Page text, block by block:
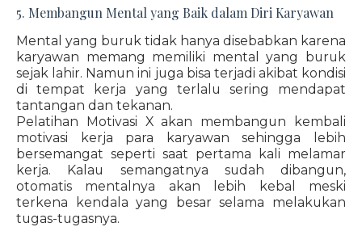
5. Membangun Mental yang Baik dalam Diri Karyawan
Mental yang buruk tidak hanya disebabkan karena
karyawan memang memiliki mental yang buruk
sejak lahir. Namun ini juga bisa terjadi akibat kondisi
di tempat kerja yang terlalu sering mendapat
tantangan dan tekanan.
Pelatihan Motivasi X akan membangun kembali
motivasi kerja para karyawan sehingga lebih
bersemangat seperti saat pertama kali melamar
kerja. Kalau semangatnya sudah dibangun,
otomatis mentalnya akan lebih kebal meski
terkena kendala yang besar selama melakukan
tugas-tugasnya.